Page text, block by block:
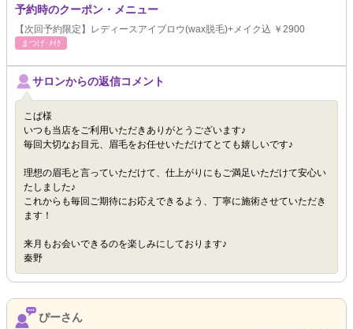
予約時のクーポン・メニュー
【次回予約限定】レディースアイブロウ(wax脱毛)+メイク込 ￥2900
まつげ･ﾒｲｸ
サロンからの返信コメント
こぱ様
いつも当店をご利用いただきありがとうございます♪
毎回大切なお目元、眉毛をお任せいただけてとても嬉しいです♪
理想の眉毛と言っていただけて、仕上がりにもご満足いただけて安心い
たしました♪
これからも毎回ご期待にお応えできるよう、丁寧に施術させていただき
ます！
来月もお会いできるのを楽しみにしております♪
秦野
ぴーさん